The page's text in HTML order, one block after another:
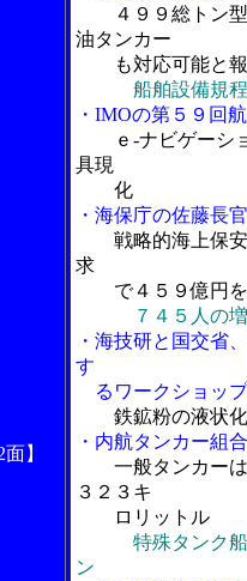
】
４９９総トン
油タンカー
も対応可能と
船舶設備規
・IMOの第５９回
ｅ-ナビゲーシ
具現
化
・海保庁の佐藤長
戦略的海上保
求
で４５９億円を
７４５人の
・海技研と国交省
す
るワークショッ
鉄鉱粉の液状
・内航タンカー組
一般タンカー
３２３キ
ロリットル
特殊タンク
ン